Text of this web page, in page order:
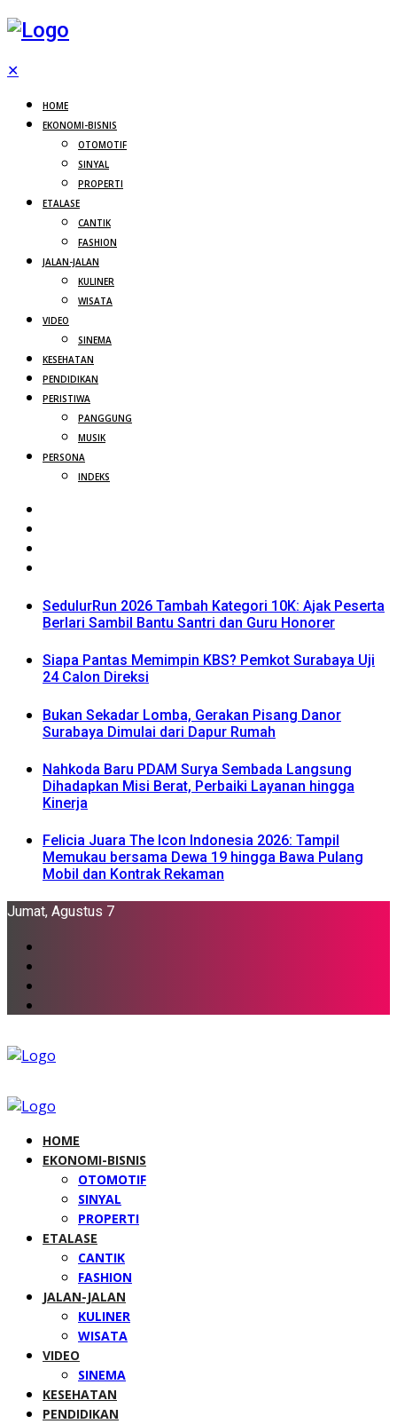
✕
HOME
EKONOMI-BISNIS
OTOMOTIF
SINYAL
PROPERTI
ETALASE
CANTIK
FASHION
JALAN-JALAN
KULINER
WISATA
VIDEO
SINEMA
KESEHATAN
PENDIDIKAN
PERISTIWA
PANGGUNG
MUSIK
PERSONA
INDEKS
SedulurRun 2026 Tambah Kategori 10K: Ajak Peserta
Berlari Sambil Bantu Santri dan Guru Honorer
Siapa Pantas Memimpin KBS? Pemkot Surabaya Uji
24 Calon Direksi
Bukan Sekadar Lomba, Gerakan Pisang Danor
Surabaya Dimulai dari Dapur Rumah
Nahkoda Baru PDAM Surya Sembada Langsung
Dihadapkan Misi Berat, Perbaiki Layanan hingga
Kinerja
Felicia Juara The Icon Indonesia 2026: Tampil
Memukau bersama Dewa 19 hingga Bawa Pulang
Mobil dan Kontrak Rekaman
Jumat, Agustus 7
HOME
EKONOMI-BISNIS
OTOMOTIF
SINYAL
PROPERTI
ETALASE
CANTIK
FASHION
JALAN-JALAN
KULINER
WISATA
VIDEO
SINEMA
KESEHATAN
PENDIDIKAN